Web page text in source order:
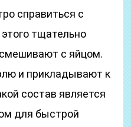
справиться с
тщательно
с яйцом.
и прикладывают к
состав является
для быстрой